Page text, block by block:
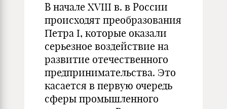
В начале XVIII в. в России
происходят преобразования
Петра I, которые оказали
серьезное воздействие на
развитие отечественного
предпринимательства. Это
касается в первую очередь
сферы промышленного